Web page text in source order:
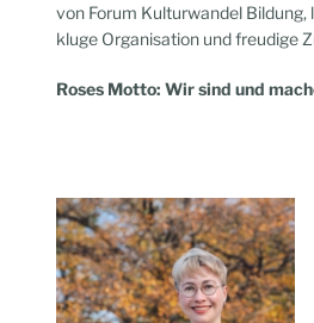
von Forum Kulturwandel Bildung,
kluge Organisation und freudige
Roses Motto: Wir sind und